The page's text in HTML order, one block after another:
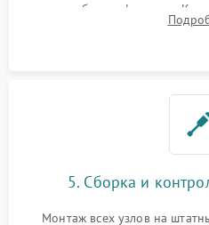
патрубках и фильтрах.
управления,
5. Сборка и
Монтаж всех узлов на